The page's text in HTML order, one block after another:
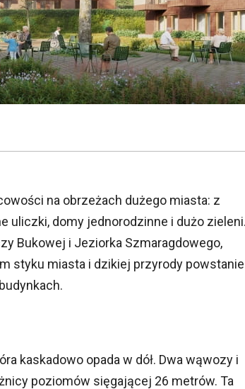
na obrzeżach dużego miasta: z
uliczki, domy jednorodzinne i dużo
Bukowej i Jeziorka Szmaragdowego,
styku miasta i dzikiej przyrody powstanie
kaskadowo opada w dół. Dwa wąwozy i
poziomów sięgającej 26 metrów. Ta